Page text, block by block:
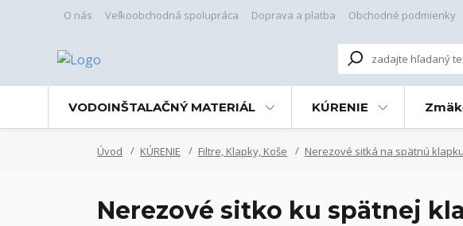
O nás Veľkoobchodná spolupráca Doprava a platba Obchodné podmienky
VODOINŠTALAČNÝ MATERIÁL KÚRENIE
Úvod KÚRENIE Filtre, Klapky, Koše Nerezové sitká na spätnú klapku
Nerezové sitko ku spätnej